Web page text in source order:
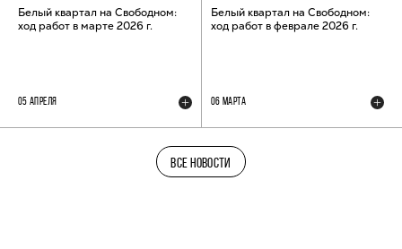
Белый квартал на Свободном:
ход работ в марте 2026 г.
05 АПРЕЛЯ
Белый квартал на Свободном:
ход работ в феврале 2026 г.
06 МАРТА
ВСЕ НОВОСТИ